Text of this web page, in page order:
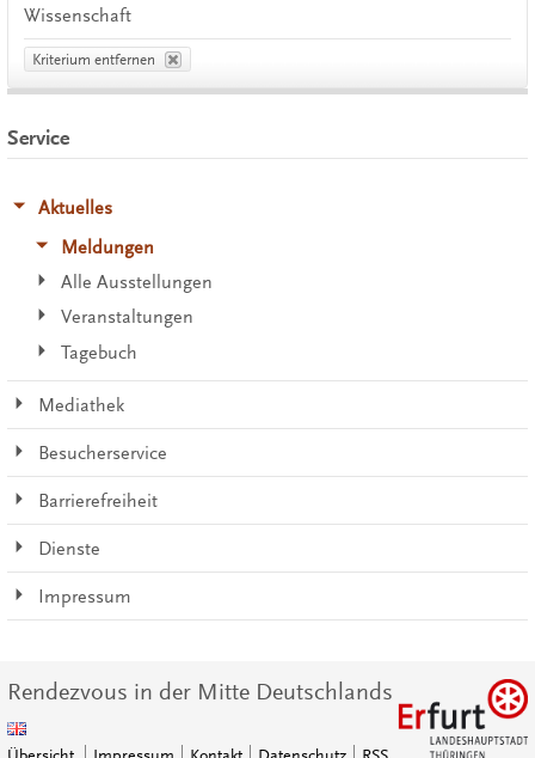
Wissenschaft
Kriterium entfernen
Service
Aktuelles
Meldungen
Alle Ausstellungen
Veranstaltungen
Tagebuch
Mediathek
Besucherservice
Barrierefreiheit
Dienste
Impressum
Rendezvous in der Mitte Deutschlands